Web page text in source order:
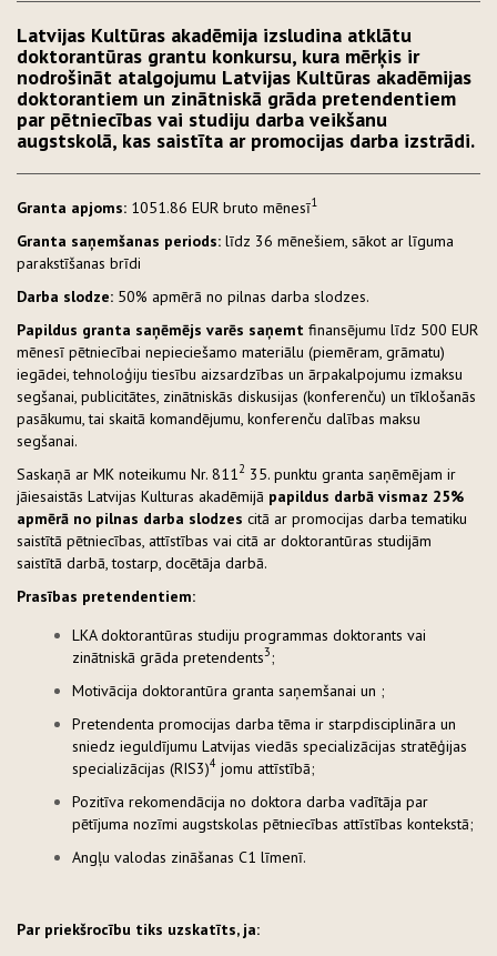
Latvijas Kultūras akadēmija izsludina atklātu
doktorantūras grantu konkursu, kura mērķis ir
nodrošināt atalgojumu Latvijas Kultūras akadēmijas
doktorantiem un zinātniskā grāda pretendentiem
par pētniecības vai studiju darba veikšanu
augstskolā, kas saistīta ar promocijas darba izstrādi.
Granta apjoms: 1051.86 EUR bruto mēnesī1
Granta saņemšanas periods: līdz 36 mēnešiem, sākot ar līguma
parakstīšanas brīdi
Darba slodze: 50% apmērā no pilnas darba slodzes.
Papildus granta saņēmējs varēs saņemt finansējumu līdz 500 EUR
mēnesī pētniecībai nepieciešamo materiālu (piemēram, grāmatu)
iegādei, tehnoloģiju tiesību aizsardzības un ārpakalpojumu izmaksu
segšanai, publicitātes, zinātniskās diskusijas (konferenču) un tīklošanās
pasākumu, tai skaitā komandējumu, konferenču dalības maksu
segšanai.
Saskaņā ar MK noteikumu Nr. 8112 35. punktu granta saņēmējam ir
jāiesaistās Latvijas Kulturas akadēmijā papildus darbā vismaz 25%
apmērā no pilnas darba slodzes citā ar promocijas darba tematiku
saistītā pētniecības, attīstības vai citā ar doktorantūras studijām
saistītā darbā, tostarp, docētāja darbā.
Prasības pretendentiem:
LKA doktorantūras studiju programmas doktorants vai
zinātniskā grāda pretendents3;
Motivācija doktorantūra granta saņemšanai un ;
Pretendenta promocijas darba tēma ir starpdisciplināra un
sniedz ieguldījumu Latvijas viedās specializācijas stratēģijas
specializācijas (RIS3)4 jomu attīstībā;
Pozitīva rekomendācija no doktora darba vadītāja par
pētījuma nozīmi augstskolas pētniecības attīstības kontekstā;
Angļu valodas zināšanas C1 līmenī.
Par priekšrocību tiks uzskatīts, ja: